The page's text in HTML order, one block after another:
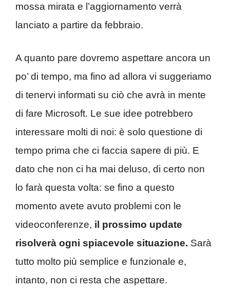
mossa mirata e l’aggiornamento verrà
lanciato a partire da febbraio.
A quanto pare dovremo aspettare ancora un
po’ di tempo, ma fino ad allora vi suggeriamo
di tenervi informati su ciò che avrà in mente
di fare Microsoft. Le sue idee potrebbero
interessare molti di noi: è solo questione di
tempo prima che ci faccia sapere di più. E
dato che non ci ha mai deluso, di certo non
lo farà questa volta: se fino a questo
momento avete avuto problemi con le
videoconferenze, il prossimo update
risolverà ogni spiacevole situazione. Sarà
tutto molto più semplice e funzionale e,
intanto, non ci resta che aspettare.